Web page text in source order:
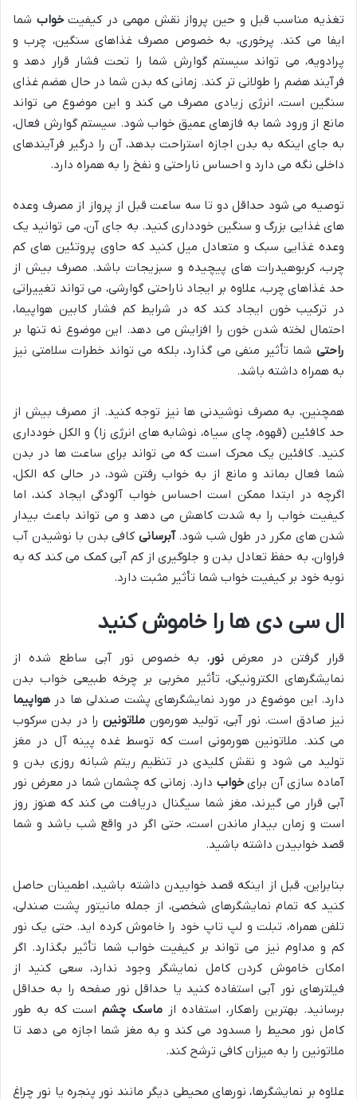
تغذیه مناسب قبل و حین پرواز نقش مهمی در کیفیتخواب شما
ایفا می کند. پرخوری، به خصوص مصرف غذاهای سنگین، چرب و
پرادویه، می تواند سیستم گوارش شما را تحت فشار قرار دهد و
فرآیند هضم را طولانی تر کند. زمانی که بدن شما در حال هضم غذای
سنگین است، انرژی زیادی مصرف می کند و این موضوع می تواند
مانع از ورود شما به فازهای عمیق خواب شود. سیستم گوارش فعال،
به جای اینکه به بدن اجازه استراحت بدهد، آن را درگیر فرآیندهای
داخلی نگه می دارد و احساس ناراحتی و نفخ را به همراه دارد.
توصیه می شود حداقل دو تا سه ساعت قبل از پرواز از مصرف وعده
های غذایی بزرگ و سنگین خودداری کنید. به جای آن، می توانید یک
وعده غذایی سبک و متعادل میل کنید که حاوی پروتئین های کم
چرب، کربوهیدرات های پیچیده و سبزیجات باشد. مصرف بیش از
حد غذاهای چرب، علاوه بر ایجاد ناراحتی گوارشی، می تواند تغییراتی
در ترکیب خون ایجاد کند که در شرایط کم فشار کابین هواپیما،
احتمال لخته شدن خون را افزایش می دهد. این موضوع نه تنها بر
راحتی شما تأثیر منفی می گذارد، بلکه می تواند خطرات سلامتی نیز
به همراه داشته باشد.
همچنین، به مصرف نوشیدنی ها نیز توجه کنید. از مصرف بیش از
حد کافئین (قهوه، چای سیاه، نوشابه های انرژی زا) و الکل خودداری
کنید. کافئین یک محرک است که می تواند برای ساعت ها در بدن
شما فعال بماند و مانع از به خواب رفتن شود، در حالی که الکل،
اگرچه در ابتدا ممکن است احساس خواب آلودگی ایجاد کند، اما
کیفیت خواب را به شدت کاهش می دهد و می تواند باعث بیدار
شدن های مکرر در طول شب شود.آبرسانی کافی بدن با نوشیدن آب
فراوان، به حفظ تعادل بدن و جلوگیری از کم آبی کمک می کند که به
نوبه خود بر کیفیت خواب شما تأثیر مثبت دارد.
ال سی دی ها را خاموش کنید
قرار گرفتن در معرض نور، به خصوص نور آبی ساطع شده از
نمایشگرهای الکترونیکی، تأثیر مخربی بر چرخه طبیعی خواب بدن
دارد. این موضوع در مورد نمایشگرهای پشت صندلی ها در هواپیما
نیز صادق است. نور آبی، تولید هورمون ملاتونینرا در بدن سرکوب
می کند. ملاتونین هورمونی است که توسط غده پینه آل در مغز
تولید می شود و نقش کلیدی در تنظیم ریتم شبانه روزی بدن و
آماده سازی آن برایخواب دارد. زمانی که چشمان شما در معرض نور
آبی قرار می گیرند، مغز شما سیگنال دریافت می کند که هنوز روز
است و زمان بیدار ماندن است، حتی اگر در واقع شب باشد و شما
قصد خوابیدن داشته باشید.
بنابراین، قبل از اینکه قصد خوابیدن داشته باشید، اطمینان حاصل
کنید که تمام نمایشگرهای شخصی، از جمله مانیتور پشت صندلی،
تلفن همراه، تبلت و لپ تاپ خود را خاموش کرده اید. حتی یک نور
کم و مداوم نیز می تواند بر کیفیت خواب شما تأثیر بگذارد. اگر
امکان خاموش کردن کامل نمایشگر وجود ندارد، سعی کنید از
فیلترهای نور آبی استفاده کنید یا حداقل نور صفحه را به حداقل
برسانید. بهترین راهکار، استفاده ازماسک چشماست که به طور
کامل نور محیط را مسدود می کند و به مغز شما اجازه می دهد تا
ملاتونین را به میزان کافی ترشح کند.
علاوه بر نمایشگرها، نورهای محیطی دیگر مانند نور پنجره یا نور چراغ